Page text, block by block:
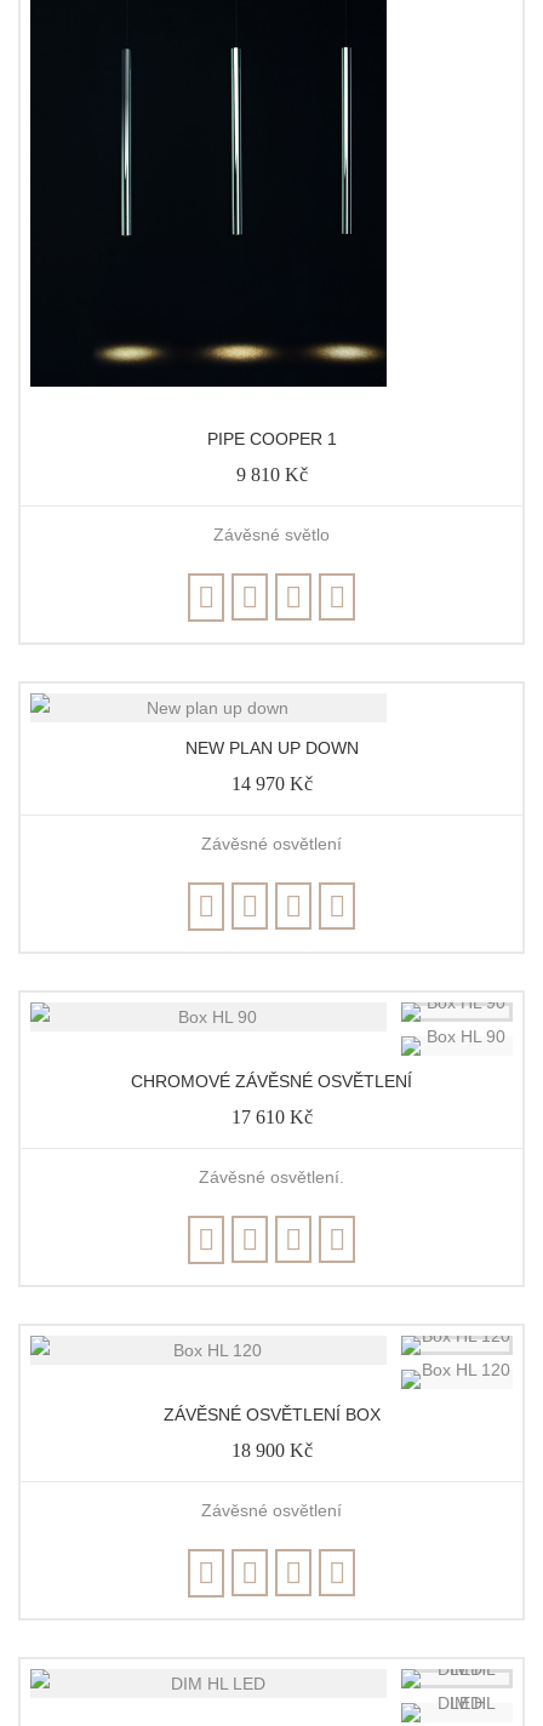
PIPE COOPER 1
9 810 Kč
Závěsné světlo
NEW PLAN UP DOWN
14 970 Kč
Závěsné osvětlení
CHROMOVÉ ZÁVĚSNÉ OSVĚTLENÍ
17 610 Kč
Závěsné osvětlení.
ZÁVĚSNÉ OSVĚTLENÍ BOX
18 900 Kč
Závěsné osvětlení